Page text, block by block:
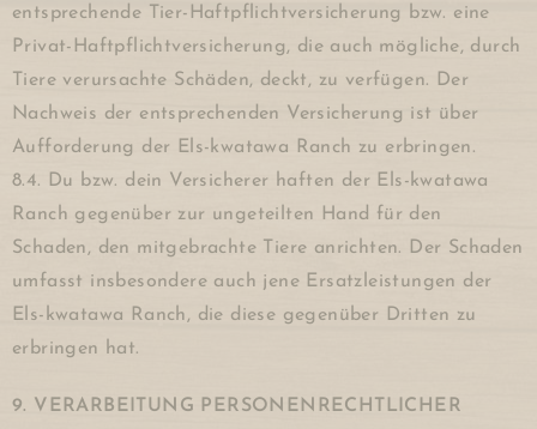
entsprechende Tier-Haftpflichtversicherung bzw. eine
Privat-Haftpflichtversicherung, die auch mögliche, durch
Tiere verursachte Schäden, deckt, zu verfügen. Der
Nachweis der entsprechenden Versicherung ist über
Aufforderung der Els-kwatawa Ranch zu erbringen.
8.4. Du bzw. dein Versicherer haften der Els-kwatawa
Ranch gegenüber zur ungeteilten Hand für den
Schaden, den mitgebrachte Tiere anrichten. Der Schaden
umfasst insbesondere auch jene Ersatzleistungen der
Els-kwatawa Ranch, die diese gegenüber Dritten zu
erbringen hat.
9. VERARBEITUNG PERSONENRECHTLICHER